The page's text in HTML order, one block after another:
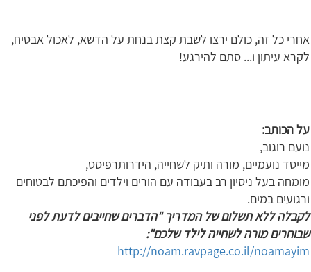
אחרי כל זה, כולם ירצו לשבת קצת בנחת על הדשא, לאכול אבטיח,
לקרא עיתון ו... סתם להירגע!
על הכותב:
נועם רוגוב,
מייסד נועמיים, מורה ותיק לשחייה, הידרותרפיסט,
מומחה בעל ניסיון רב בעבודה עם הורים וילדים והפיכתם לבטוחים
ורגועים במים.
לקבלה ללא תשלום של המדריך "הדברים שחייבים לדעת לפני
שבוחרים מורה לשחייה לילד שלכם":
http://noam.ravpage.co.il/noamayim